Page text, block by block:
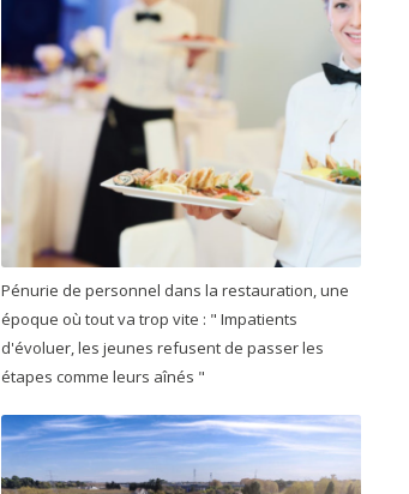
Pénurie de personnel dans la restauration, une
époque où tout va trop vite : " Impatients
d'évoluer, les jeunes refusent de passer les
étapes comme leurs aînés "